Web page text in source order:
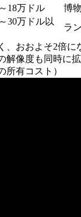
18万ドル
博
30万ドル以
ラ
、おおよそ2倍
解像度も同時に
有コスト）